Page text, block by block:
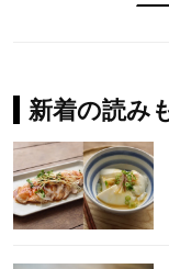
新着の読み